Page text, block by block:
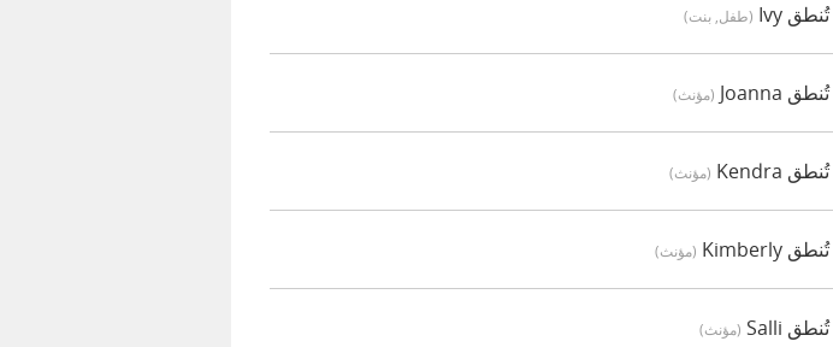
(طفل, بنت)
(مؤنث)
(مؤنث)
(مؤنث)
(مؤنث)